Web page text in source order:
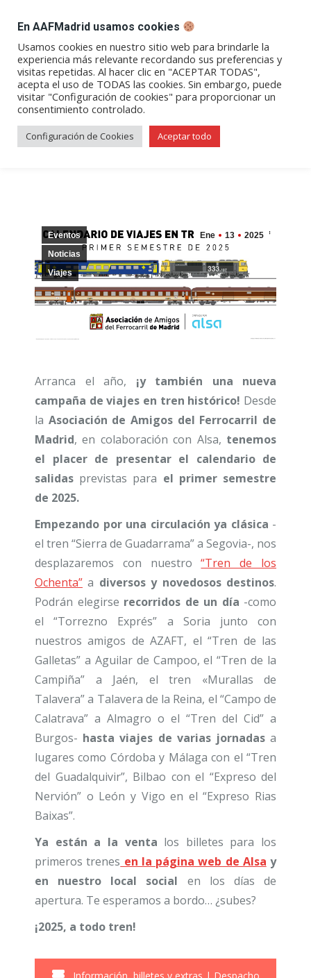
Abrir
enlace
en
una
ventana/pestaña
Abrir
enlace
en
una
ventana/pestaña
Abrir
enlace
en
una
ventana/pestaña
Abrir
enlace
en
una
Abrir
enlace
en
una
2025, a todo tren | Calendario
de viajes para el primer
semestre
Ene 13 2025
Eventos
Noticias
Viajes
Arranca el año, ¡y también una nueva
campaña de viajes en tren histórico! Desde
la Asociación de Amigos del Ferrocarril de
Madrid, en colaboración con Alsa, tenemos
el placer de presentar el calendario de
salidas previstas para el primer semestre
de 2025.
Empezando por una circulación ya clásica -
el tren “Sierra de Guadarrama” a Segovia-, nos
desplazaremos con nuestro“Tren de los
Ochenta” a diversos y novedosos destinos.
Podrán elegirse recorridos de un día -como
el “Torrezno Exprés” a Soria junto con
nuestros amigos de AZAFT, el “Tren de las
Galletas” a Aguilar de Campoo, el “Tren de la
Campiña” a Jaén, el tren «Murallas de
Talavera” a Talavera de la Reina, el “Campo de
Calatrava” a Almagro o el “Tren del Cid” a
Burgos- hasta viajes de varias jornadasa
lugares como Córdoba y Málaga con el “Tren
del Guadalquivir”, Bilbao con el “Expreso del
Nervión” o León y Vigo en el “Expreso Rias
Baixas”.
Ya están a la venta los billetes para los
primeros trenes en la página web de Alsa y
en nuestro local social en los días de
apertura. Te esperamos a bordo… ¿subes?
¡2025, a todo tren!
En AAFMadrid usamos cookies
Usamos cookies en nuestro sitio web para brindarle la
experiencia más relevante recordando sus preferencias y
visitas repetidas. Al hacer clic en "ACEPTAR TODAS",
acepta el uso de TODAS las cookies. Sin embargo, puede
visitar "Configuración de cookies" para proporcionar un
consentimiento controlado.
Configuración de Cookies Aceptar todo